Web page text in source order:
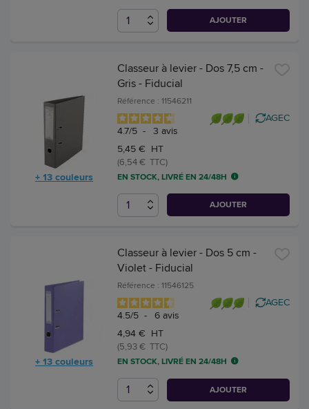
AJOUTER
+ 13 couleurs
Classeur à levier - Dos 7,5 cm -
Gris - Fiducial
Référence : 11546211
4.7/5 - 3 avis
AGEC
5,45 € HT
(6,54 € TTC)
EN STOCK, LIVRÉ EN 24/48H
AJOUTER
+ 13 couleurs
Classeur à levier - Dos 5 cm -
Violet - Fiducial
Référence : 11546125
4.5/5 - 6 avis
AGEC
4,94 € HT
(5,93 € TTC)
EN STOCK, LIVRÉ EN 24/48H
AJOUTER